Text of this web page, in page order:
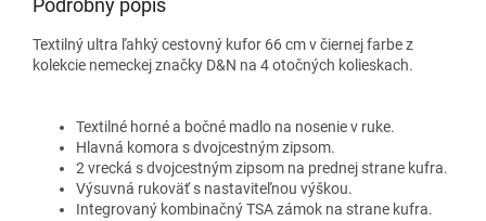
Podrobný popis
Textilný ultra ľahký cestovný kufor 66 cm v čiernej farbe z
kolekcie nemeckej značky D&N na 4 otočných kolieskach.
Textilné horné a bočné madlo na nosenie v ruke.
Hlavná komora s dvojcestným zipsom.
2 vrecká s dvojcestným zipsom na prednej strane kufra.
Výsuvná rukoväť s nastaviteľnou výškou.
Integrovaný kombinačný TSA zámok na strane kufra.